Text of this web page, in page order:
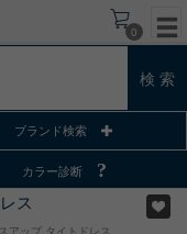
0
検 索
ブランド検索
カラー診断
ス
アップ タイトドレス